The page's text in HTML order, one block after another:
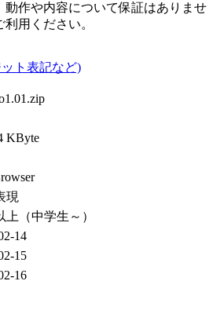
動作や内容について保証はありませ
用ください。
ト表記など)
KByte
現
上（中学生～）
14
15
16